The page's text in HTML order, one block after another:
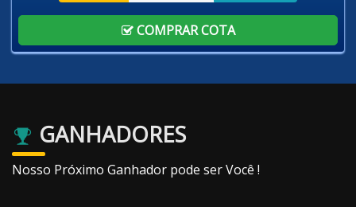
COMPRAR COTA
GANHADORES
Nosso Próximo Ganhador pode ser Você !